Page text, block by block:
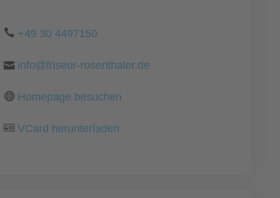
+49 30 4497150
info@friseur-rosenthaler.de
Homepage besuchen
VCard herunterladen